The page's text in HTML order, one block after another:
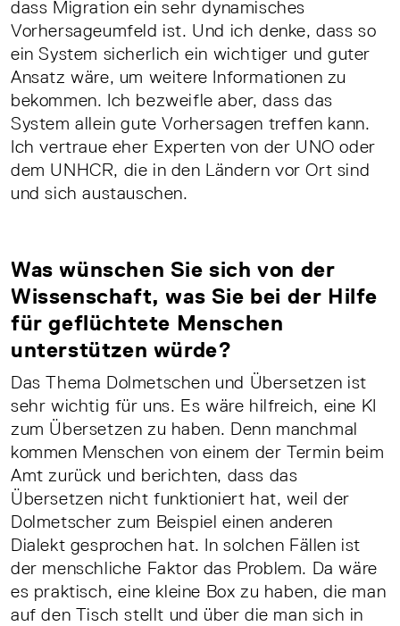
dass Migration ein sehr dynamisches
Vorhersageumfeld ist. Und ich denke, dass so
ein System sicherlich ein wichtiger und guter
Ansatz wäre, um weitere Informationen zu
bekommen. Ich bezweifle aber, dass das
System allein gute Vorhersagen treffen kann.
Ich vertraue eher Experten von der UNO oder
dem UNHCR, die in den Ländern vor Ort sind
und sich austauschen.
Was wünschen Sie sich von der
Wissenschaft, was Sie bei der Hilfe
für geflüchtete Menschen
unterstützen würde?
Das Thema Dolmetschen und Übersetzen ist
sehr wichtig für uns. Es wäre hilfreich, eine KI
zum Übersetzen zu haben. Denn manchmal
kommen Menschen von einem der Termin beim
Amt zurück und berichten, dass das
Übersetzen nicht funktioniert hat, weil der
Dolmetscher zum Beispiel einen anderen
Dialekt gesprochen hat. In solchen Fällen ist
der menschliche Faktor das Problem. Da wäre
es praktisch, eine kleine Box zu haben, die man
auf den Tisch stellt und über die man sich in